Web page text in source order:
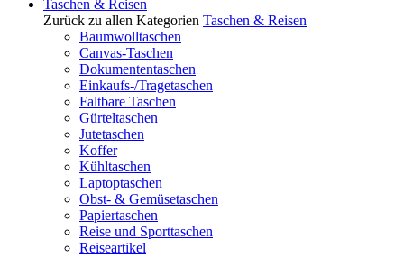
Taschen & Reisen
Zurück zu allen Kategorien Taschen & Reisen
Baumwolltaschen
Canvas-Taschen
Dokumententaschen
Einkaufs-/Tragetaschen
Faltbare Taschen
Gürteltaschen
Jutetaschen
Koffer
Kühltaschen
Laptoptaschen
Obst- & Gemüsetaschen
Papiertaschen
Reise und Sporttaschen
Reiseartikel